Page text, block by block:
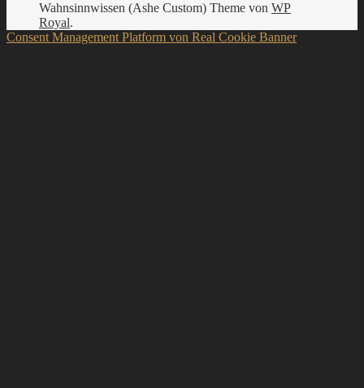
Wahnsinnwissen (Ashe Custom) Theme von WP
Royal.
Consent Management Platform von Real Cookie Banner